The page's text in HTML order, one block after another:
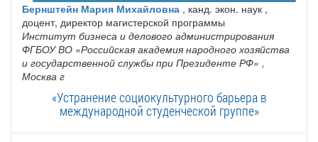
Бернштейн Мария Михайловна , канд. экон. наук ,
доцент, директор магистерской программы
Институт бизнеса и делового администрирования
ФГБОУ ВО «Российская академия народного хозяйства
и государственной службы при Президенте РФ» ,
Москва г
«Устранение социокультурного барьера в
международной студенческой группе»